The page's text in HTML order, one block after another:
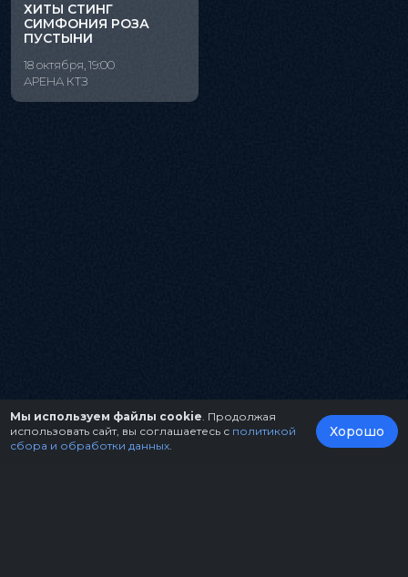
ХИТЫ СТИНГ
СИМФОНИЯ РОЗА
ПУСТЫНИ
18 октября, 19:00
АРЕНА КТЗ
Мы используем файлы cookie . Продолжая
использовать сайт, вы соглашаетесь с политикой
сбора и обработки данных
Хорошо